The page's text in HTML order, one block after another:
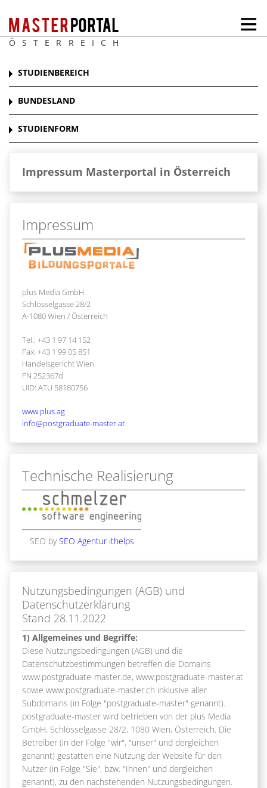
ÖSTERREICH
STUDIENBEREICH
BUNDESLAND
STUDIENFORM
Impressum Masterportal in Österreich
Impressum
plus Media GmbH
Schlösselgasse 28/2
A-1080 Wien / Österreich
Tel.: +43 1 97 14 152
Fax: +43 1 99 05 851
Handelsgericht Wien
FN 252367d
UID: ATU 58180756
www.plus.ag
info@postgraduate-master.at
Technische Realisierung
SEO bySEO Agentur ithelps
Nutzungsbedingungen (AGB) und
Datenschutzerklärung
Stand 28.11.2022
1) Allgemeines und Begriffe:
Diese Nutzungsbedingungen (AGB) und die
Datenschutzbestimmungen betreffen die Domains
www.postgraduate-master.de, www.postgraduate-master.at
sowie www.postgraduate-master.ch inklusive aller
Subdomains (in Folge "postgraduate-master" genannt).
postgraduate-master wird betrieben von der plus Media
GmbH, Schlösselgasse 28/2, 1080 Wien, Österreich. Die
Betreiber (in der Folge "wir", "unser" und dergleichen
genannt) gestatten eine Nutzung der Website für den
Nutzer (in Folge "Sie", bzw. "Ihnen" und dergleichen
genannt), zu den nachstehenden Nutzungsbedingungen.